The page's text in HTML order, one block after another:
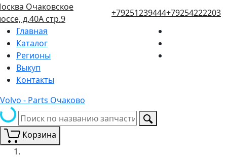
Очаковское
д.40А стр.9
+79251239444+79254222203
Главная
Каталог
Регионы
Выкуп
Контакты
Volvo - Parts Очаково
Корзина